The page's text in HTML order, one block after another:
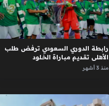
رابطة الدوري السعودي ترفض طلب
الأهلي تقديم مباراة الخلود
منذ 3 أشهر